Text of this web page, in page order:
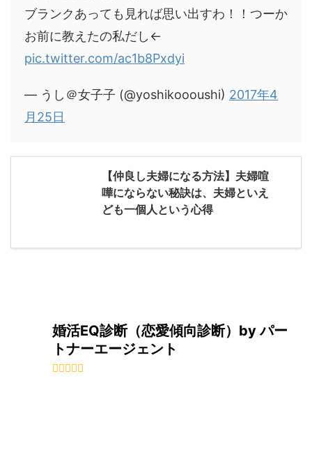
ブランクあっても見れば思い出すわ！！つーか
お前に教えたの私だし←
pic.twitter.com/ac1b8Pxdyi
— うし＠女子子 (@yoshikoooushi) 2017年4
月25日
【仲良し夫婦になる方法】夫婦喧
嘩にならない秘訣は、夫婦といえ
ども一個人という心得
婚活EQ診断（恋愛傾向診断）by パー
トナーエージェント